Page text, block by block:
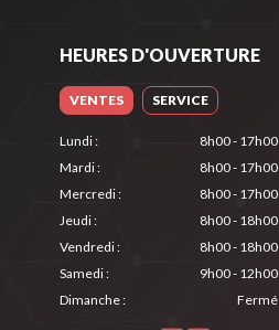
HEURES D'OUVERTURE
VENTES SERVICE
Lundi:
8h00 - 17h00
Mardi:
8h00 - 17h00
Mercredi:
8h00 - 17h00
Jeudi:
8h00 - 18h00
Vendredi:
8h00 - 18h00
Samedi:
9h00 - 12h00
Dimanche: Fermé